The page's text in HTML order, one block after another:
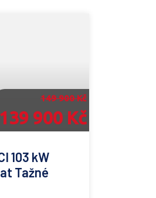
149 900 Kč
139 900 Kč
103 kW
Tažné